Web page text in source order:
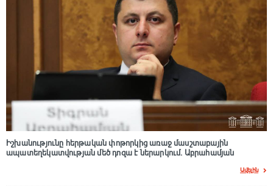
Իշխանությունը հերթական փոթորկից առաջ մասշտաբային
ապատեղեկատվության մեծ դnզա է ներարկում․ Աբրահամյան
Ավելին